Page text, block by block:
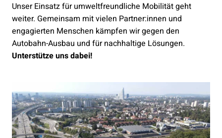
Unser Einsatz für umweltfreundliche Mobilität geht
weiter. Gemeinsam mit vielen Partner:innen und
engagierten Menschen kämpfen wir gegen den
Autobahn-Ausbau und für nachhaltige Lösungen.
Unterstütze uns dabei!